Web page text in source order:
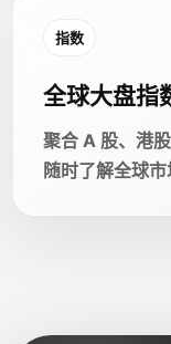
指数
全球大盘指
聚合 A 股、港
随时了解全球市